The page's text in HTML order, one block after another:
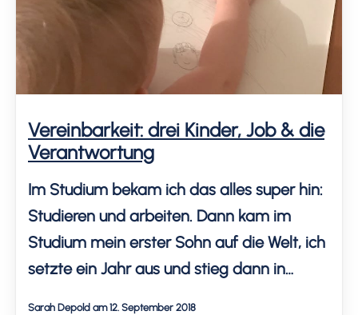
Vereinbarkeit: drei Kinder, Job & die
Verantwortung
Im Studium bekam ich das alles super hin:
Studieren und arbeiten. Dann kam im
Studium mein erster Sohn auf die Welt, ich
setzte ein Jahr aus und stieg dann in
Sarah Depold am 12. September 2018